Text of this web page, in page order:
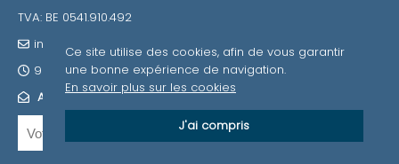
TVA: BE 0541.910.492
info@fiscodrive.be
9h-12h / 13h-17h
ABONNEZ-VOUS À NOTRE NEWSLETTER
Ce site utilise des cookies, afin de vous garantir
une bonne expérience de navigation.
En savoir plus sur les cookies
J'ai compris